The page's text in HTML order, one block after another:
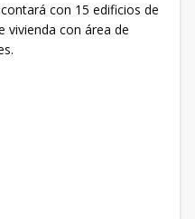
con 15 edificios de
vivienda con área de